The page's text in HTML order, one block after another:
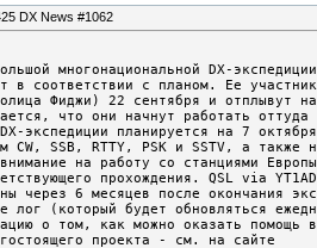
DX News #1062
многонациональной DX-
в соответствии с планом. Ее
Фиджи) 22 сентября и отплывут
что они начнут работать оттуда
экспедиции планируется на 7
CW, SSB, RTTY, PSK и SSTV, а также
на работу со станциями
прохождения. QSL via
через 6 месяцев после окончания
лог (который будет обновляться
о том, как можно оказать помощь
проекта - см. на сайте